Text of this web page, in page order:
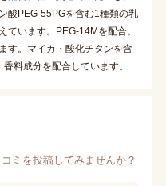
酸PEG-55PGを含む1種類の乳
ています。PEG-14Mを配合。
す。マイカ・酸化チタンを含
料成分を配合しています。
ミを投稿してみませんか？